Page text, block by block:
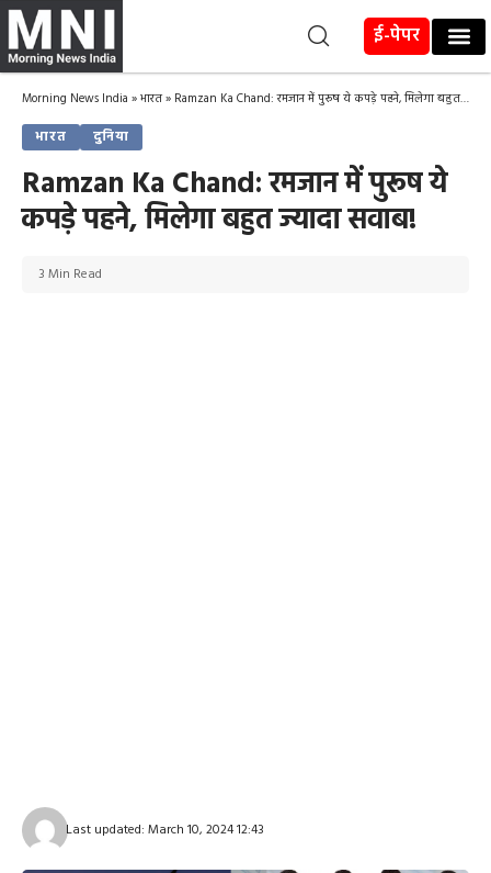
ई-पेपर
Morning News India »भारत» Ramzan Ka Chand: रमजान में पुरूष ये कपड़े पहने, मिलेगा बहुत ज्यादा सवाब!
भारत दुनिया
Ramzan Ka Chand: रमजान में पुरूष ये
कपड़े पहने, मिलेगा बहुत ज्यादा सवाब!
Last updated: March 10, 2024 12:43
3 Min Read